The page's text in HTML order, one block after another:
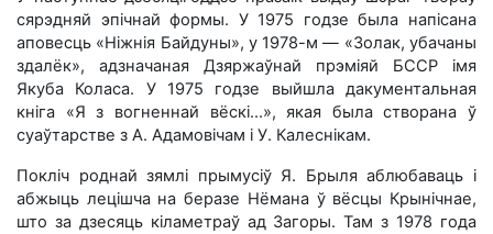
сярэдняй эпічнай формы. У 1975 годзе была напісана
аповесць «Ніжнія Байдуны», у 1978-м — «Золак, убачаны
здалёк», адзначаная Дзяржаўнай прэміяй БССР імя
Якуба Коласа. У 1975 годзе выйшла дакументальная
кніга «Я з вогненнай вёскі...», якая была створана ў
суаўтарстве з А. Адамовічам і У. Калеснікам.
Покліч роднай зямлі прымусіў Я. Брыля аблюбаваць і
абжыць лецішча на беразе Нёмана ў вёсцы Крынічнае,
што за дзесяць кіламетраў ад Загоры. Там з 1978 года